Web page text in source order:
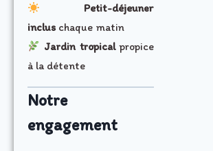
Petit-déjeuner
inclus chaque matin
Jardin tropicalpropice
à la détente
Notre
engagement